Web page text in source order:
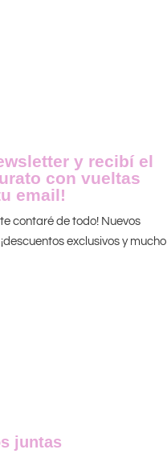
y recibí el
con vueltas
email!
contaré de todo! Nuevos
exclusivos y mucho
juntas